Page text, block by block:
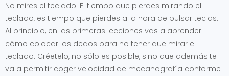
No mires el teclado: El tiempo que pierdes mirando el
teclado, es tiempo que pierdes a la hora de pulsar teclas.
Al principio, en las primeras lecciones vas a aprender
cómo colocar los dedos para no tener que mirar el
teclado. Créetelo, no sólo es posible, sino que además te
va a permitir coger velocidad de mecanografía conforme